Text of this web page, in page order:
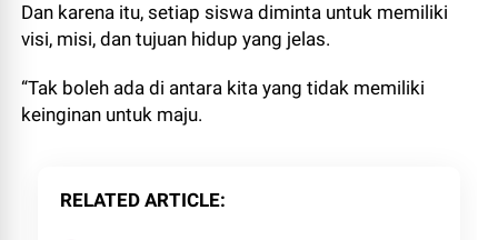
Dan karena itu, setiap siswa diminta untuk memiliki
visi, misi, dan tujuan hidup yang jelas.
“Tak boleh ada di antara kita yang tidak memiliki
keinginan untuk maju.
RELATED ARTICLE